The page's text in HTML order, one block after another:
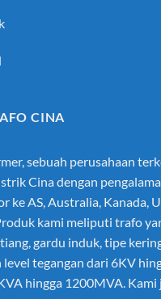
CINA
sebuah perusahaan
Cinadengan
ke AS, Australia, Kanada,
kami meliputi trafo
gardu induk, tipe
tegangan dari 6KV
hingga 1200MVA. Kami